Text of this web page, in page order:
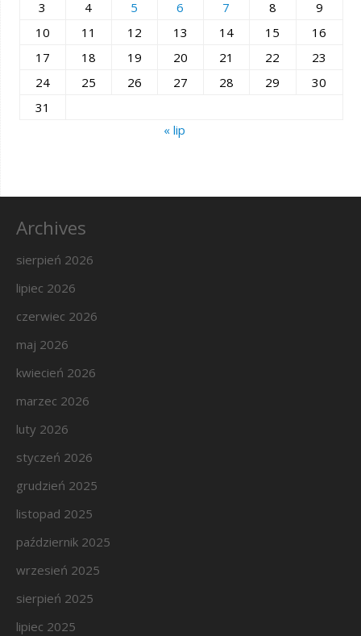
3
4 5 6 7 8
9
10
11 12 13 14 15
16
17
18 19 20 21 22
23
24
25 26 27 28 29
30
31
« lip
Archives
sierpień 2026
lipiec 2026
czerwiec 2026
maj 2026
kwiecień 2026
marzec 2026
luty 2026
styczeń 2026
grudzień 2025
listopad 2025
październik 2025
wrzesień 2025
sierpień 2025
lipiec 2025